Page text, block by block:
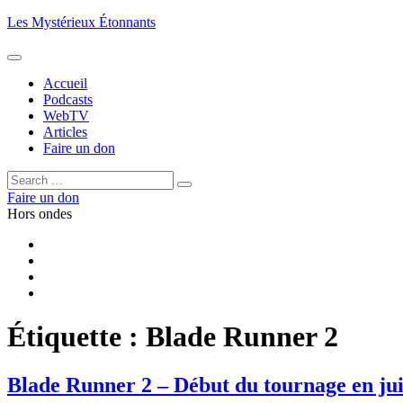
Aller
contenu
Les Mystérieux Étonnants
Accueil
Podcasts
WebTV
Articles
Faire un don
Rechercher :
Rechercher
Faire un don
Hors ondes
Étiquette : Blade Runner 2
Blade Runner 2 – Début du tournage en